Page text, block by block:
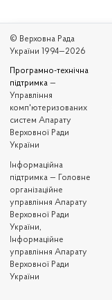
© Верховна Рада
України 1994—2026
Програмно-технічна
підтримка —
Управління
комп'ютеризованих
систем Апарату
Верховної Ради
України
Iнформаційна
підтримка — Головне
організаційне
управління Апарату
Верховної Ради
України,
Інформаційне
управління Апарату
Верховної Ради
України